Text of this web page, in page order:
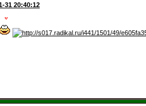
31 20:40:12